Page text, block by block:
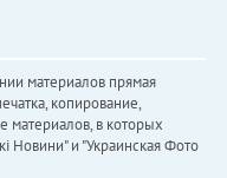
материалов прямая
копирование,
материалов, в которых
Новини" и "Украинская Фото